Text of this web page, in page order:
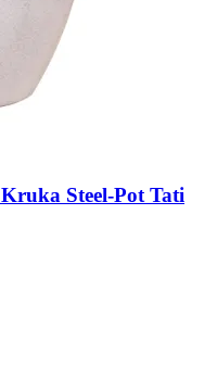
Kruka Steel-​Pot Tati